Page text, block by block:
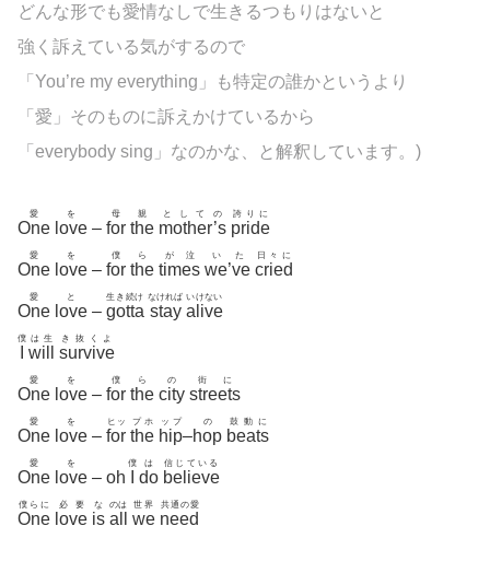
どんな形でも愛情なしで生きるつもりはないと
強く訴えている気がするので
「You’re my everything」も特定の誰かというより
「愛」そのものに訴えかけているから
「everybody sing」なのかな、と解釈しています。)
One
愛
love
を
– for
母
the
親
mother’s
としての
pride
誇りに
One
愛
love
を
– for
僕
the
ら
times
が泣
we’ve
いた
cried
日々に
One
愛
love
と
– gotta
生き続け
stay
なければ
alive
いけない
僕
will
は生
survive
き抜くよ
One
愛
love
を
– for
僕
the
ら
city
の
streets
街に
One
愛
love
を
– for
ヒッ
the
プホ
hip
ップ
–hop
の
beats
鼓動に
One
愛
love
を
– oh
僕
do
は
believe
信じている
One
僕らに
love
必要
is
な
all
のは
we
世界
need
共通の愛